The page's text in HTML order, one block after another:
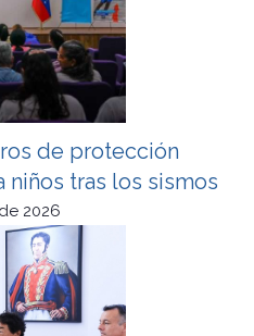
de protección
niños tras los sismos
2026